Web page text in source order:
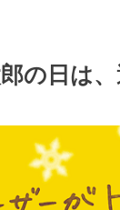
の日は